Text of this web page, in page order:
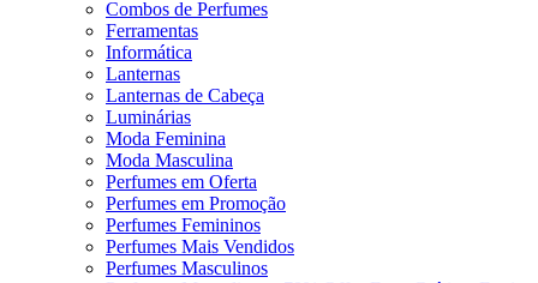
Combos de Perfumes
Ferramentas
Informática
Lanternas
Lanternas de Cabeça
Luminárias
Moda Feminina
Moda Masculina
Perfumes em Oferta
Perfumes em Promoção
Perfumes Femininos
Perfumes Mais Vendidos
Perfumes Masculinos